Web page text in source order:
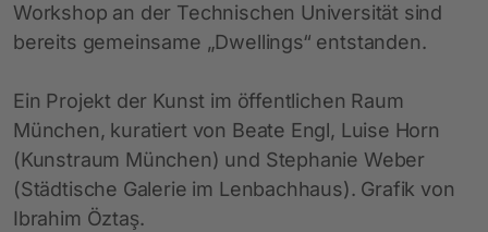
Workshop an der Technischen Universität sind
bereits gemeinsame „Dwellings“ entstanden.
Ein Projekt der Kunst im öffentlichen Raum
München, kuratiert von Beate Engl, Luise Horn
(Kunstraum München) und Stephanie Weber
(Städtische Galerie im Lenbachhaus). Grafik von
Ibrahim Öztaş.